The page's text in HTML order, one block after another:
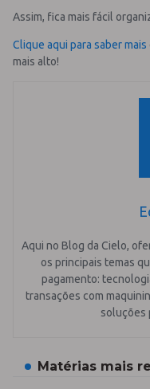
Assim, fica mais fácil
Clique aqui para saber mais
mais alto!
Aqui no Blog da Cielo,
os principais temas
pagamento:
transações com
soluções
Matérias mais